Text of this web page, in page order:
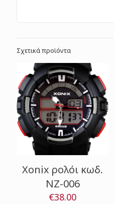
Σχετικά προϊόντα
Xonix ρολόι κωδ.
NZ-006
€38.00